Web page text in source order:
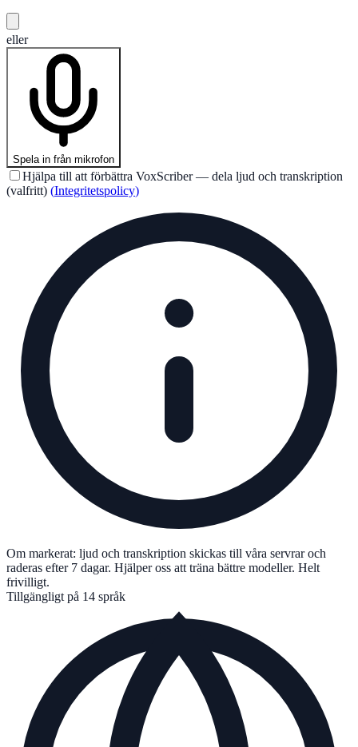
eller
Spela in från mikrofon
Hjälpa till att förbättra VoxScriber — dela ljud och transkription
(valfritt) (Integritetspolicy)
Om markerat: ljud och transkription skickas till våra servrar och
raderas efter 7 dagar. Hjälper oss att träna bättre modeller. Helt
frivilligt.
Tillgängligt på 14 språk